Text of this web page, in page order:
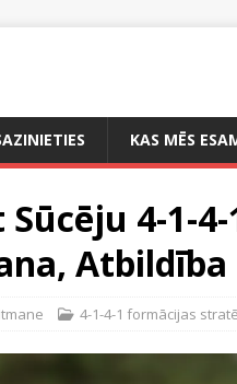
KAS MĒS
4-1-
Atbildība
4-1-4-1 formācijas